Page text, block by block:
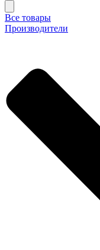
Все товары
Производители